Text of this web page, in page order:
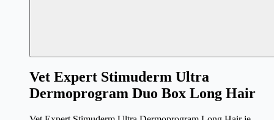
Vet Expert Stimuderm Ultra
Dermoprogram Duo Box Long Hair